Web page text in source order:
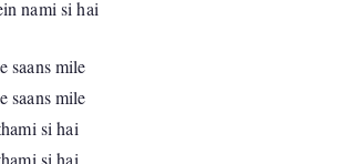
nami si hai
saans mile
saans mile
si hai
si hai